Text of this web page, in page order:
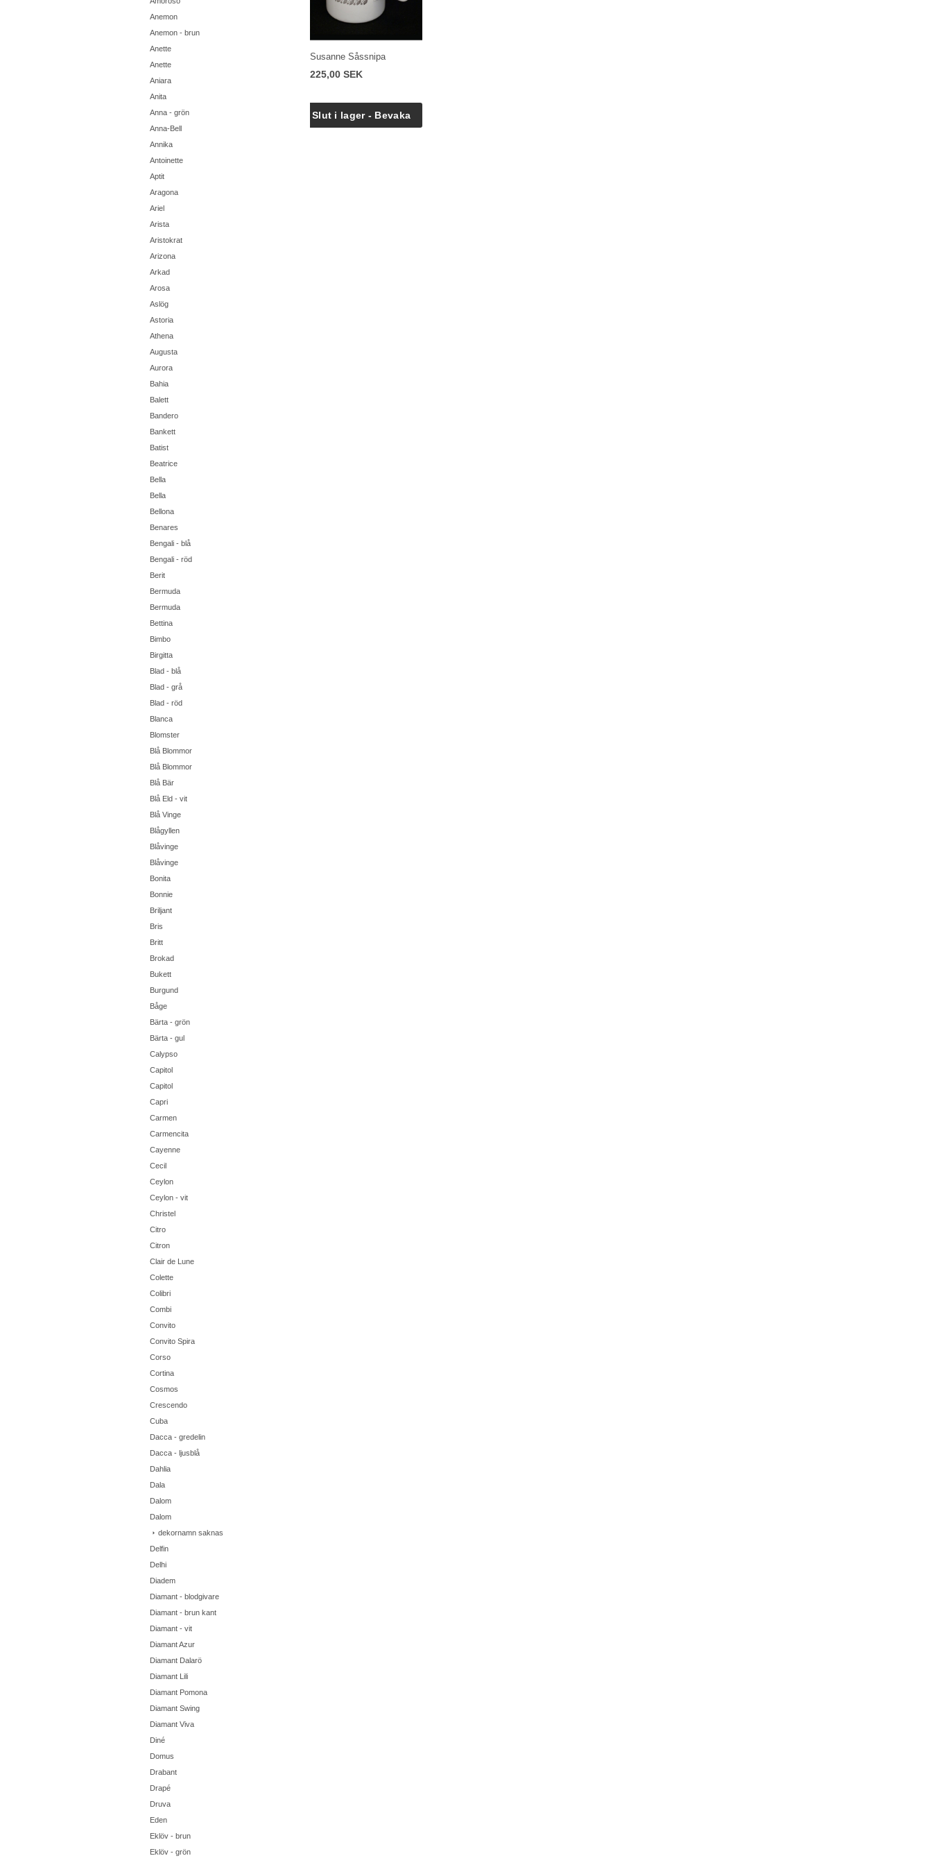
Anemon
Anemon - brun
Anette
Anette
Aniara
Anita
Anna - grön
Anna-Bell
Annika
Antoinette
Aptit
Aragona
Ariel
Arista
Aristokrat
Arizona
Arkad
Arosa
Aslög
Astoria
Athena
Augusta
Aurora
Bahia
Balett
Bandero
Bankett
Batist
Beatrice
Bella
Bella
Bellona
Benares
Bengali - blå
Bengali - röd
Berit
Bermuda
Bermuda
Bettina
Bimbo
Birgitta
Blad - blå
Blad - grå
Blad - röd
Blanca
Blomster
Blå Blommor
Blå Blommor
Blå Bär
Blå Eld - vit
Blå Vinge
Blågyllen
Blåvinge
Blåvinge
Bonita
Bonnie
Briljant
Bris
Britt
Brokad
Bukett
Burgund
Båge
Bärta - grön
Bärta - gul
Calypso
Capitol
Capitol
Capri
Carmen
Carmencita
Cayenne
Cecil
Ceylon
Ceylon - vit
Christel
Citro
Citron
Clair de Lune
Colette
Colibri
Combi
Convito
Convito Spira
Corso
Cortina
Cosmos
Crescendo
Cuba
Dacca - gredelin
Dacca - ljusblå
Dahlia
Dala
Dalom
Dalom
dekornamn saknas
Delfin
Delhi
Diadem
Diamant - blodgivare
Diamant - brun kant
Diamant - vit
Diamant Azur
Diamant Dalarö
Diamant Lili
Diamant Pomona
Diamant Swing
Diamant Viva
Diné
Domus
Drabant
Drapé
Druva
Eden
Eklöv - brun
Eklöv - grön
Susanne Såssnipa
225,00 SEK